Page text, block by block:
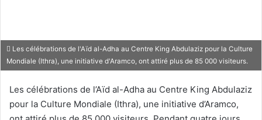
Les célébrations de l'Aïd al-Adha au Centre King Abdulaziz pour la Culture
Mondiale (Ithra), une initiative d'Aramco, ont attiré plus de 85 000 visiteurs.
Les célébrations de l’Aïd al-Adha au Centre King Abdulaziz
pour la Culture Mondiale (Ithra), une initiative d’Aramco,